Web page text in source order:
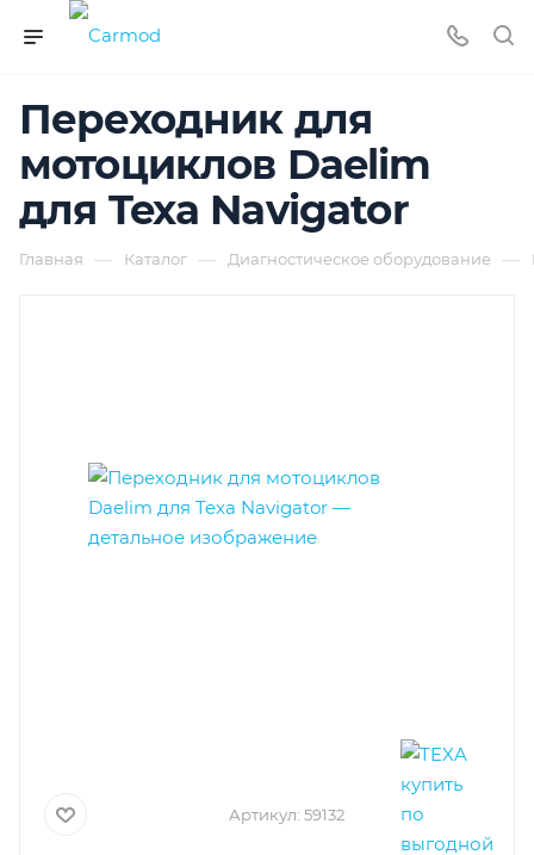
Переходник для
мотоциклов Daelim
для Texa Navigator
Главная — Каталог — Диагностическое оборудование —
Артикул: 59132